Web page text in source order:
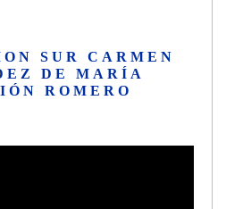
SUR CARMEN
DE MARÍA
ROMERO